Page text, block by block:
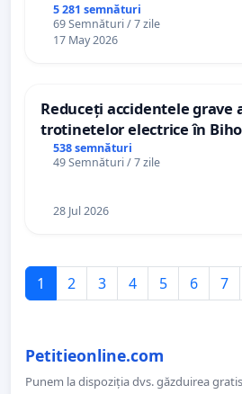
5 281 semnături
69 Semnături / 7 zile
17 May 2026
Reduceți accidentele grave
trotinetelor electrice în
538 semnături
49 Semnături / 7 zile
28 Jul 2026
1 2 3 4 5 6 7
Petitieonline.com
Punem la dispoziția dvs. găzduirea